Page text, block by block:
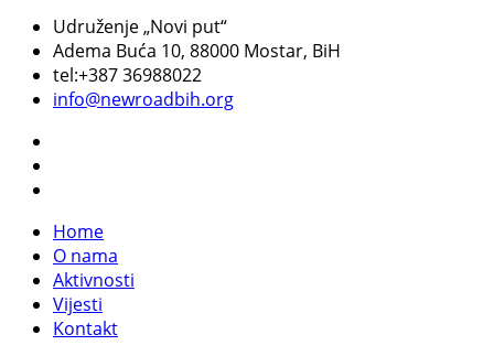
Udruženje „Novi put“
Adema Buća 10, 88000 Mostar, BiH
tel:+387 36988022
info@newroadbih.org
Home
O nama
Aktivnosti
Vijesti
Kontakt